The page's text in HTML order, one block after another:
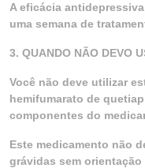
A eficácia
uma semana de
3. QUANDO NÃO DEVO
Você não deve utilizar
hemifumarato de
componentes do
Este medicamento não
grávidas sem